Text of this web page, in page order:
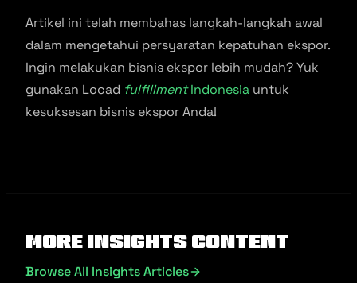
Artikel ini telah membahas langkah-langkah awal
dalam mengetahui persyaratan kepatuhan ekspor.
Ingin melakukan bisnis ekspor lebih mudah? Yuk
gunakan Locad fulfillmentIndonesia untuk
kesuksesan bisnis ekspor Anda!
More Insights Content
Browse All Insights Articles